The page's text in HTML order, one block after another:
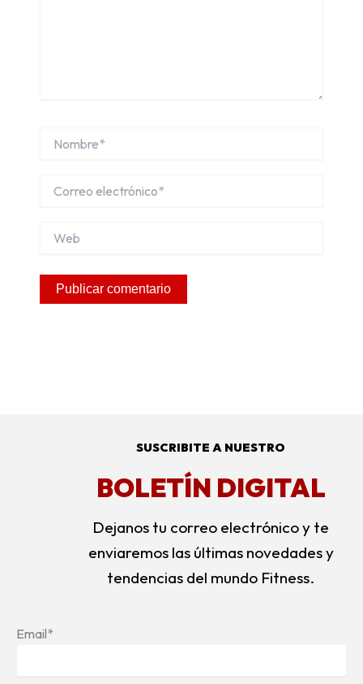
electrónico*
SUSCRIBITE A NUESTRO
BOLETÍN DIGITAL
Dejanos tu correo electrónico y te
enviaremos las últimas novedades y
tendencias del mundo Fitness.
Email*